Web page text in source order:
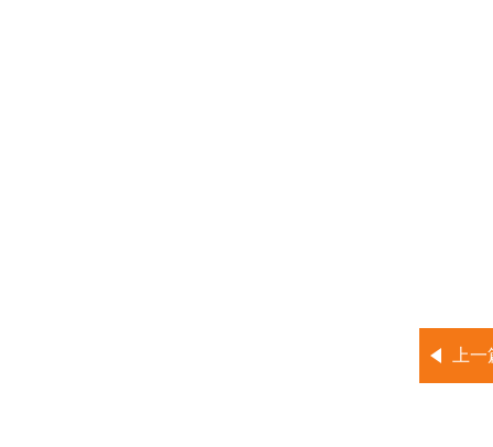
上